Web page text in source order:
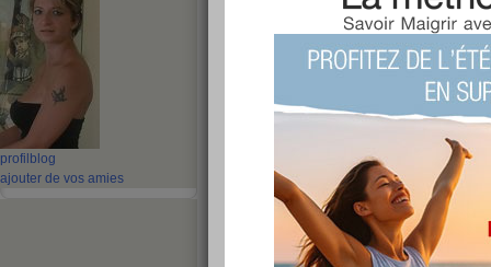
profil blog
ajouter de vos amies
Blog de
Bonjour la vie !
Bonjour la Communauté
Je reviens d’une longue balade dans ma